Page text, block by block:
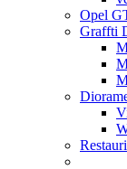
Opel
Graffti